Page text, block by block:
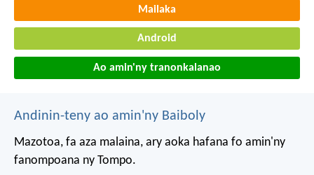
Mailaka
Android
Ao amin'ny tranonkalanao
Andinin-teny ao amin'ny Baiboly
Mazotoa, fa aza malaina, ary aoka hafana fo amin'ny
fanompoana ny Tompo.